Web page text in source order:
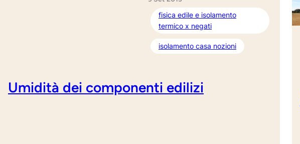
fisica edile e isolamento
termico x negati
isolamento casa nozioni
Umidità dei componenti edilizi